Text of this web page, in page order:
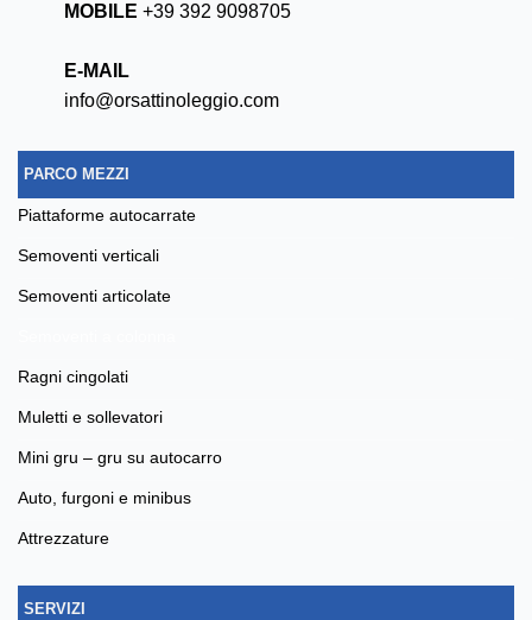
MOBILE +39 392 9098705
E-MAIL
info@orsattinoleggio.com
PARCO MEZZI
piattaforme autocarrate
semoventi verticali
semoventi articolate
ragni cingolati
muletti e sollevatori
mini gru – gru su autocarro
auto, furgoni e minibus
attrezzature
SERVIZI